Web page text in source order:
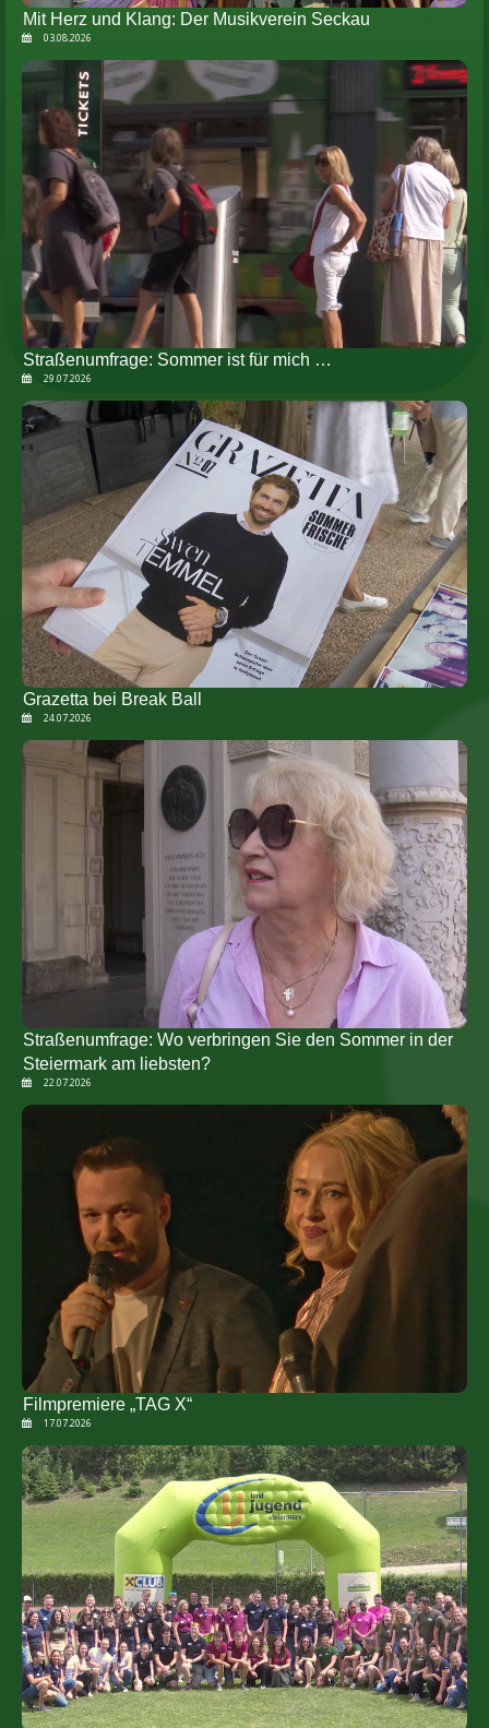
Mit Herz und Klang: Der Musikverein Seckau
03.08.2026
Straßenumfrage: Sommer ist für mich …
29.07.2026
Grazetta bei Break Ball
24.07.2026
Straßenumfrage: Wo verbringen Sie den Sommer in der
Steiermark am liebsten?
22.07.2026
Filmpremiere „TAG X“
17.07.2026